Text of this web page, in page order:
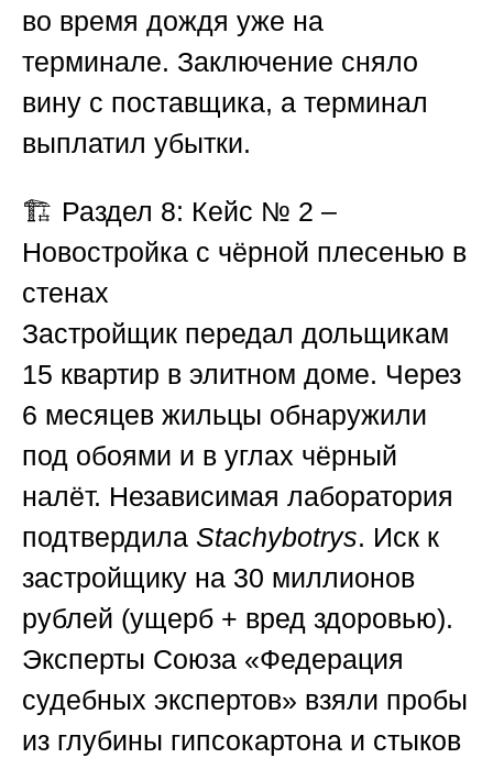
во время дождя уже на
терминале. Заключение сняло
вину с поставщика, а терминал
выплатил убытки.
🏗 Раздел 8: Кейс № 2 –
Новостройка с чёрной плесенью в
стенах
Застройщик передал дольщикам
15 квартир в элитном доме. Через
6 месяцев жильцы обнаружили
под обоями и в углах чёрный
налёт. Независимая лаборатория
подтвердила Stachybotrys. Иск к
застройщику на 30 миллионов
рублей (ущерб + вред здоровью).
Эксперты Союза «Федерация
судебных экспертов» взяли пробы
из глубины гипсокартона и стыков